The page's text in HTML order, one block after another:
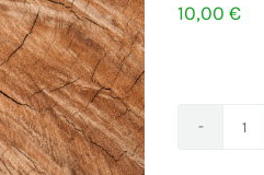
10,00 €